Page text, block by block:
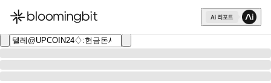
한국어
English
日本語